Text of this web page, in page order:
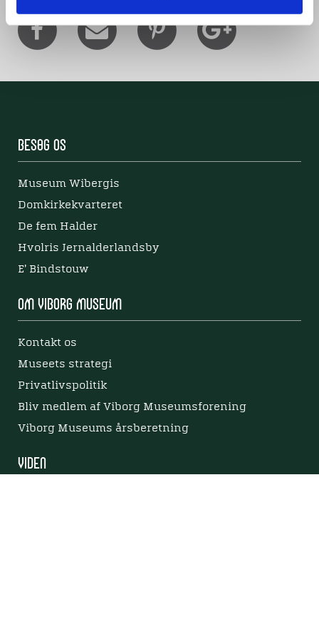
Besøg os
Museum Wibergis
Domkirkekvarteret
De fem Halder
Hvolris Jernalderlandsby
E' Bindstouw
Om Viborg Museum
Kontakt os
Museets strategi
Privatlivspolitik
Bliv medlem af Viborg Museumsforening
Viborg Museums årsberetning
Viden